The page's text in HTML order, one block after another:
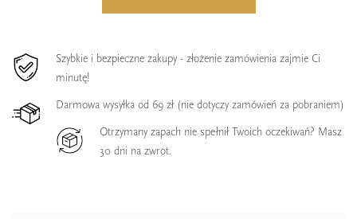
Szybkie i bezpieczne zakupy - złożenie zamówienia zajmie Ci
minutę!
Darmowa wysyłka od 69 zł (nie dotyczy zamówień za pobraniem)
Otrzymany zapach nie spełnił Twoich oczekiwań? Masz
30 dni na zwrot.